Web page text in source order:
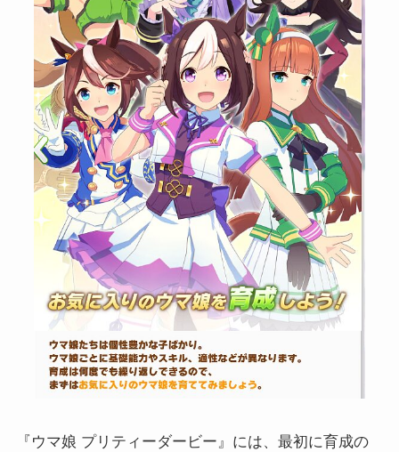
『ウマ娘 プリティーダービー』には、最初に育成の